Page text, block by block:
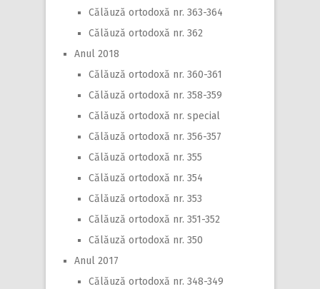
Călăuză ortodoxă nr. 363-364
Călăuză ortodoxă nr. 362
Anul 2018
Călăuză ortodoxă nr. 360-361
Călăuză ortodoxă nr. 358-359
Călăuză ortodoxă nr. special
Călăuză ortodoxă nr. 356-357
Călăuză ortodoxă nr. 355
Călăuză ortodoxă nr. 354
Călăuză ortodoxă nr. 353
Călăuză ortodoxă nr. 351-352
Călăuză ortodoxă nr. 350
Anul 2017
Călăuză ortodoxă nr. 348-349